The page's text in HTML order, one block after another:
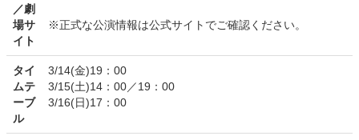
／劇
場サ
イト
※正式な公演情報は公式サイトでご確認ください。
タイ
ムテ
ーブ
ル
3/14(金)19：00
3/15(土)14：00／19：00
3/16(日)17：00